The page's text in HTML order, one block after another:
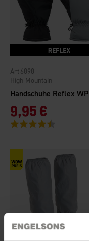
Handschuhe Reflex WP
High Mountain
6898
9,95 €
Bewertung: